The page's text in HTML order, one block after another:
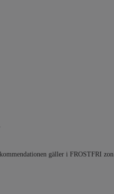
gäller i FROSTFRI